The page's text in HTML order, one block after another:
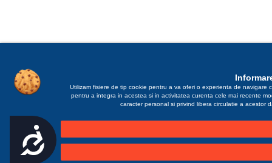
Accesibilitate
Utilizam fisiere de tip cookie pentru a va oferi o experienta de navigare
pentru a integra in acestea si in activitatea curenta cele mai recente
caracter personal si privind libera circulatie a acestor